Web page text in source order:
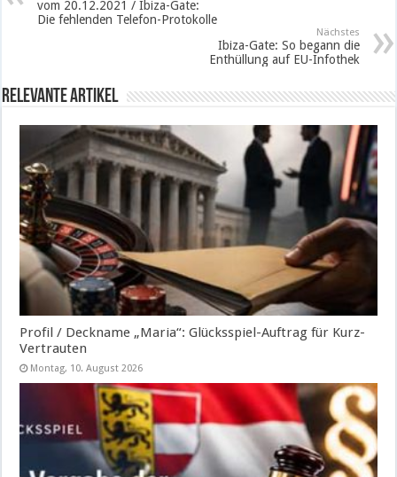
vom 20.12.2021 / Ibiza-Gate:
Die fehlenden Telefon-Protokolle
Nächstes
Ibiza-Gate: So begann die
Enthüllung auf EU-Infothek
Relevante Artikel
Profil / Deckname „Maria“: Glücksspiel-Auftrag für Kurz-
Vertrauten
Montag, 10. August 2026